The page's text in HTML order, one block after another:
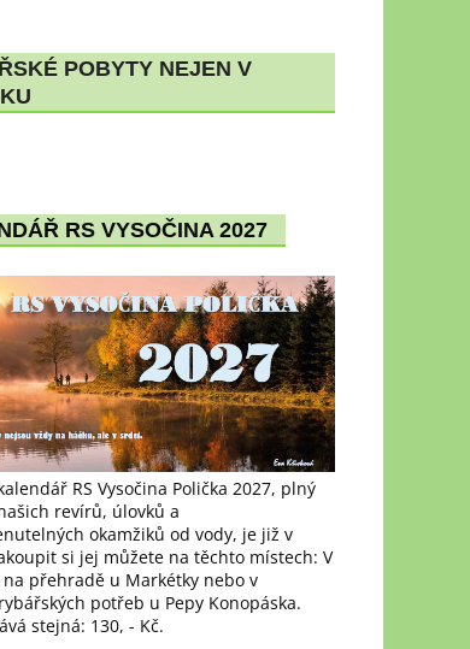
POBYTY NEJEN V
RS VYSOČINA 2027
RS Vysočina Polička 2027, plný
revírů, úlovků a
okamžiků od vody, je již v
si jej můžete na těchto místech: V
přehradě u Markétky nebo v
potřeb u Pepy Konopáska.
stejná: 130, - Kč.